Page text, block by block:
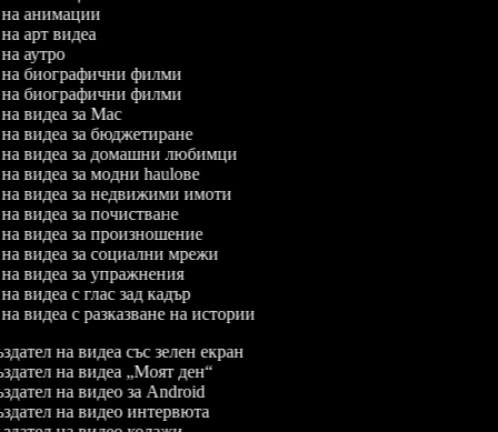
на анимации
на арт видеа
на аутро
на биографични филми
на биографични филми
на видеа за Mac
на видеа за бюджетиране
на видеа за домашни любимци
на видеа за модни haulове
на видеа за недвижими имоти
на видеа за почистване
на видеа за произношение
на видеа за социални мрежи
на видеа за упражнения
на видеа с глас зад кадър
на видеа с разказване на истории
на видеа със зелен екран
на видеа „Моят ден“
на видео за Android
на видео интервюта